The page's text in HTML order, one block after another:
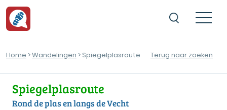
Home >Wandelingen > Spiegelplasroute Terug naar zoeken
Spiegelplasroute
Rond de plas en langs de Vecht